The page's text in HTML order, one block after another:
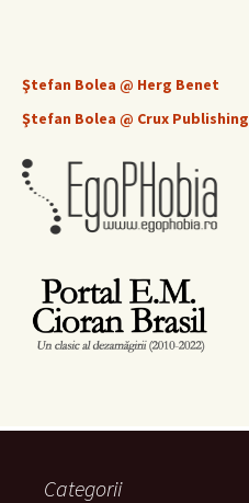
Ştefan Bolea @ Herg Benet
Ştefan Bolea @ Crux Publishing
Categorii